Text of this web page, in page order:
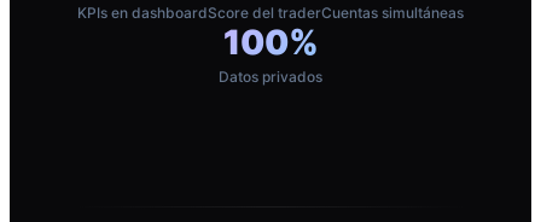
KPIs en dashboardScore del traderCuentas simultáneas
100%
Datos privados